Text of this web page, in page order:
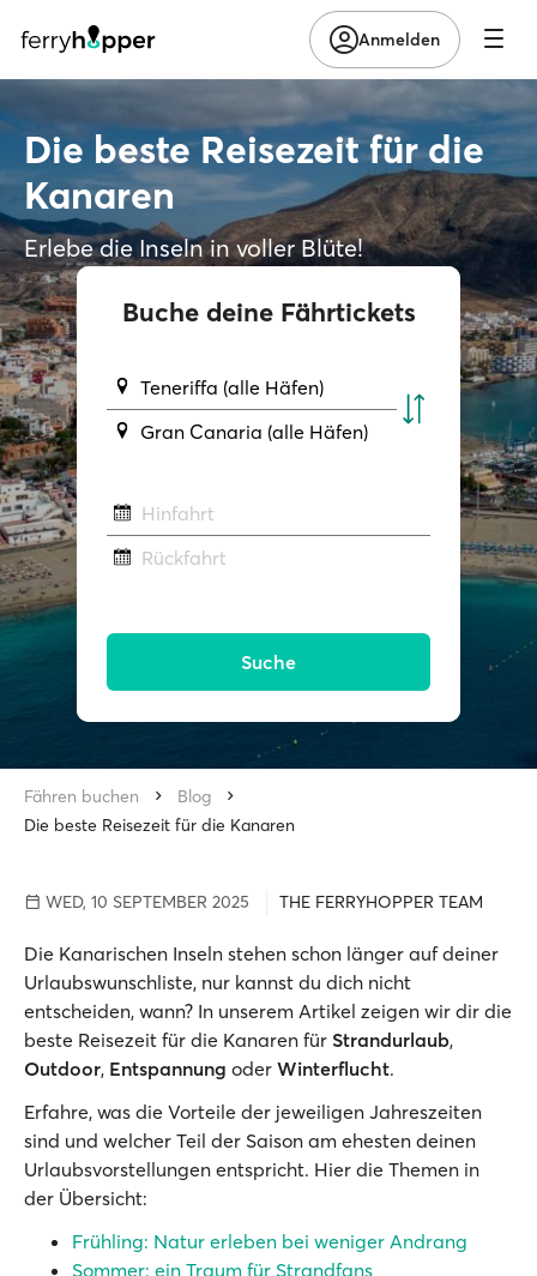
Anmelden
Die beste Reisezeit für die
Kanaren
Erlebe die Inseln in voller Blüte!
Buche deine Fährtickets
Teneriffa (alle Häfen)
Gran Canaria (alle Häfen)
Hinfahrt
Rückfahrt
Suche
Fähren buchen
Blog
Die beste Reisezeit für die Kanaren
WED, 10 SEPTEMBER 2025 THE FERRYHOPPER TEAM
Die Kanarischen Inseln stehen schon länger auf deiner
Urlaubswunschliste, nur kannst du dich nicht
entscheiden, wann? In unserem Artikel zeigen wir dir die
beste Reisezeit für die Kanaren für Strandurlaub,
Outdoor, Entspannung oder Winterflucht.
Erfahre, was die Vorteile der jeweiligen Jahreszeiten
sind und welcher Teil der Saison am ehesten deinen
Urlaubsvorstellungen entspricht. Hier die Themen in
der Übersicht:
Frühling: Natur erleben bei weniger Andrang
Sommer: ein Traum für Strandfans